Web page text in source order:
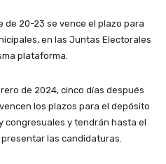
de 20-23 se vence el plazo para
en las Juntas Electorales
plataforma.
de 2024, cinco días después
los plazos para el depósito
congresuales y tendrán hasta el
las candidaturas.